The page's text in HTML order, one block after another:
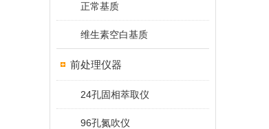
正常基质
维生素空白基质
前处理仪器
24孔固相萃取仪
96孔氮吹仪